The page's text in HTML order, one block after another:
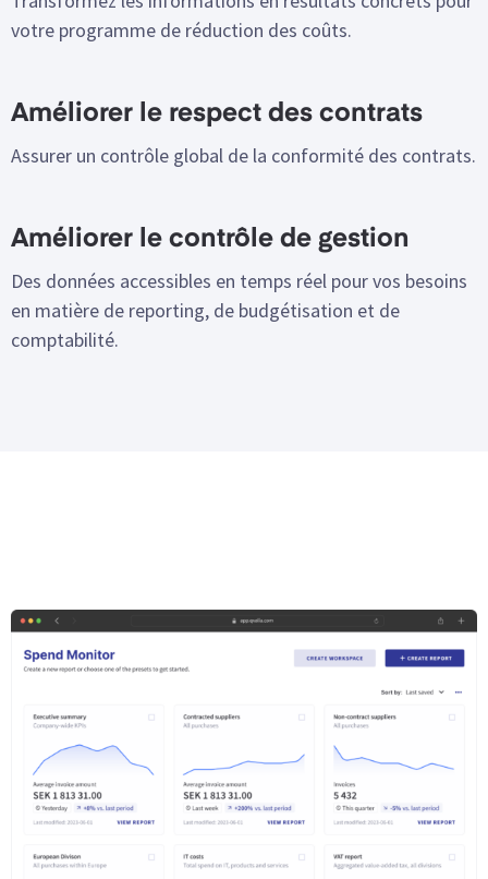
votre programme de réduction des coûts.
Améliorer le respect des contrats
Assurer un contrôle global de la conformité des contrats.
Améliorer le contrôle de gestion
Des données accessibles en temps réel pour vos besoins
en matière de reporting, de budgétisation et de
comptabilité.